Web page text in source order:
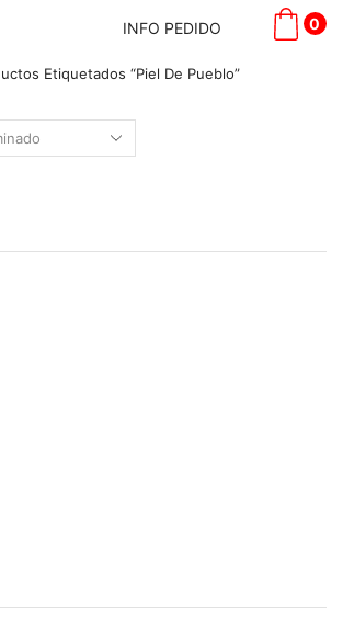
INFO PEDIDO 0
Etiquetados “Piel De Pueblo”